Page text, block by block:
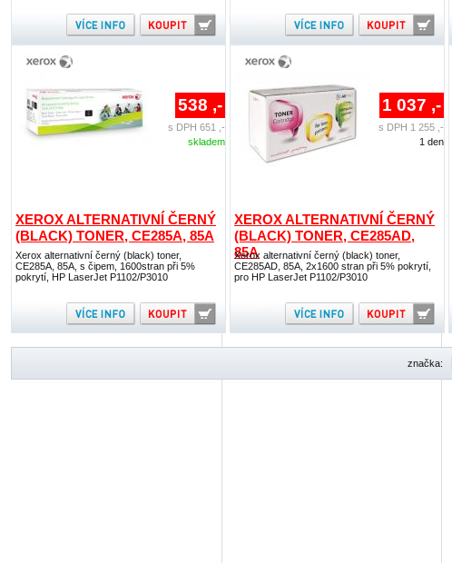
XEROX ALTERNATIVNÍ ČERNÝ
(BLACK) TONER, CE285A, 85A
Xerox alternativní černý (black) toner,
CE285A, 85A, s čipem, 1600stran při 5%
pokrytí, HP LaserJet P1102/P3010
538 ,-
s DPH 651 ,-
skladem
XEROX ALTERNATIVNÍ ČERNÝ
(BLACK) TONER, CE285AD,
85A
Xerox alternativní černý (black) toner,
CE285AD, 85A, 2x1600 stran při 5% pokrytí,
pro HP LaserJet P1102/P3010
1 037 ,-
s DPH 1 255 ,-
1 den
značka: